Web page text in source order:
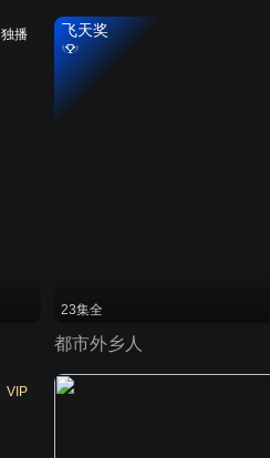
独播 飞天奖
23集全
都市外乡人
VIP